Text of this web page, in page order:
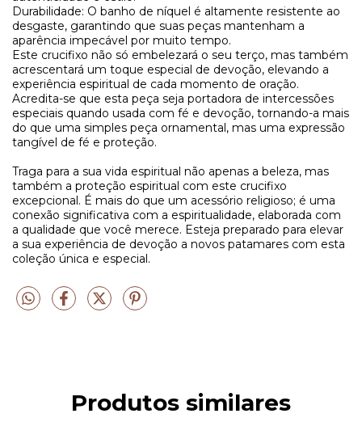
Durabilidade: O banho de níquel é altamente resistente ao
desgaste, garantindo que suas peças mantenham a
aparência impecável por muito tempo.
Este crucifixo não só embelezará o seu terço, mas também
acrescentará um toque especial de devoção, elevando a
experiência espiritual de cada momento de oração.
Acredita-se que esta peça seja portadora de intercessões
especiais quando usada com fé e devoção, tornando-a mais
do que uma simples peça ornamental, mas uma expressão
tangível de fé e proteção.
Traga para a sua vida espiritual não apenas a beleza, mas
também a proteção espiritual com este crucifixo
excepcional. É mais do que um acessório religioso; é uma
conexão significativa com a espiritualidade, elaborada com
a qualidade que você merece. Esteja preparado para elevar
a sua experiência de devoção a novos patamares com esta
coleção única e especial.
Produtos similares